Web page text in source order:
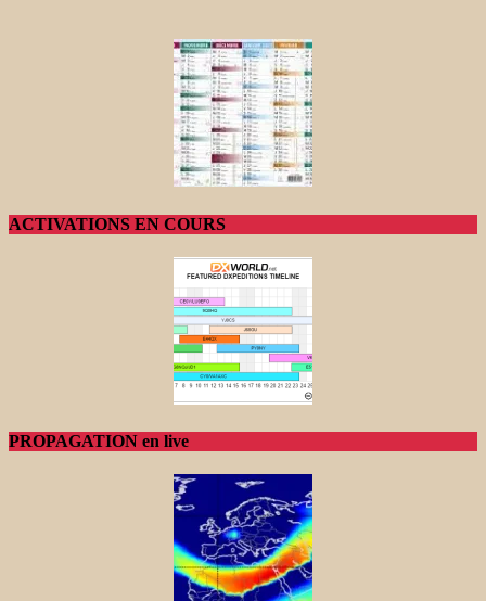
ACTIVATIONS EN COURS
PROPAGATION en live